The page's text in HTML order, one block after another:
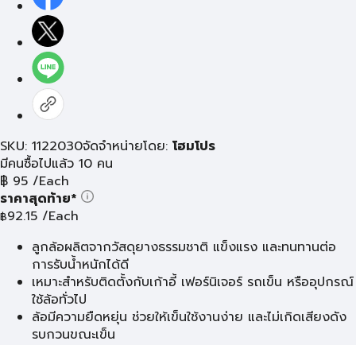
SKU: 1122030จัดจำหน่ายโดย: โฮมโปร
มีคนซื้อไปแล้ว 10 คน
฿ 95 /Each
ราคาสุดท้าย*
฿92.15 /Each
ลูกล้อผลิตจากวัสดุยางธรรมชาติ แข็งแรง และทนทานต่อ
การรับน้ำหนักได้ดี
เหมาะสำหรับติดตั้งกับเก้าอี้ เฟอร์นิเจอร์ รถเข็น หรืออุปกรณ์
ใช้ล้อทั่วไป
ล้อมีความยืดหยุ่น ช่วยให้เข็นใช้งานง่าย และไม่เกิดเสียงดัง
รบกวนขณะเข็น